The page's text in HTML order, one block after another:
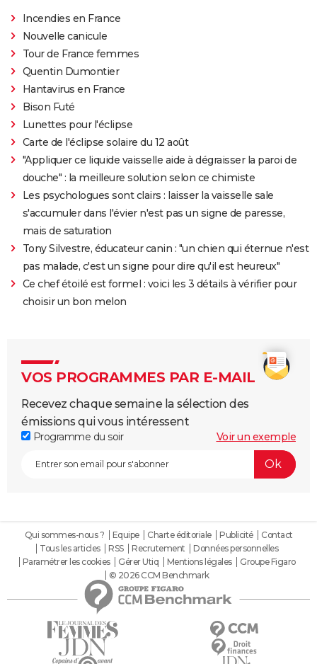
Incendies en France
Nouvelle canicule
Tour de France femmes
Quentin Dumontier
Hantavirus en France
Bison Futé
Lunettes pour l'éclipse
Carte de l'éclipse solaire du 12 août
"Appliquer ce liquide vaisselle aide à dégraisser la paroi de
douche" : la meilleure solution selon ce chimiste
Les psychologues sont clairs : laisser la vaisselle sale
s'accumuler dans l'évier n'est pas un signe de paresse,
mais de saturation
Tony Silvestre, éducateur canin : "un chien qui éternue n'est
pas malade, c'est un signe pour dire qu'il est heureux"
Ce chef étoilé est formel : voici les 3 détails à vérifier pour
choisir un bon melon
VOS PROGRAMMES PAR E-MAIL
Recevez chaque semaine la sélection des
émissions qui vous intéressent
Programme du soir Voir un exemple
Qui sommes-nous ? Equipe Charte éditoriale Publicité
Contact
Tous les articles
RSS Recrutement
Données personnelles
Paramétrer les cookies
Gérer Utiq Mentions légales
Groupe Figaro
© 2026 CCM Benchmark